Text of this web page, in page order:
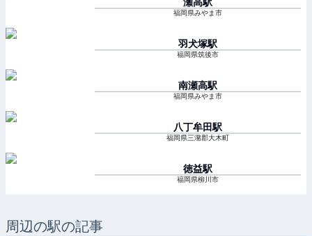
福岡県みやま市
羽犬塚駅
福岡県筑後市
南瀬高駅
福岡県みやま市
八丁牟田駅
福岡県三潴郡大木町
徳益駅
福岡県柳川市
周辺の駅の記事